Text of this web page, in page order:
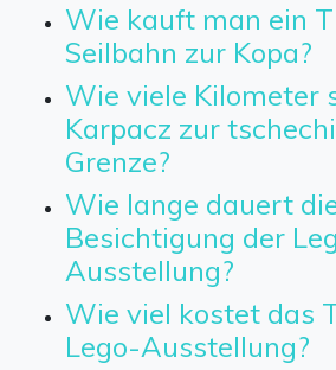
Wie kauft man ein
Seilbahn zur Kopa?
Wie viele Kilometer
Karpacz zur
Grenze?
Wie lange dauert
Besichtigung der
Ausstellung?
Wie viel kostet das
Lego-Ausstellung?